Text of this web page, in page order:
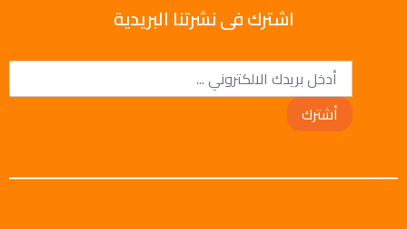
اشترك فى نشرتنا البريدية
أشترك